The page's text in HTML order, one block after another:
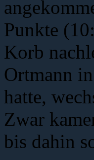
Punkte
Korb
Ortmann
hatte,
Zwar
bis dahin